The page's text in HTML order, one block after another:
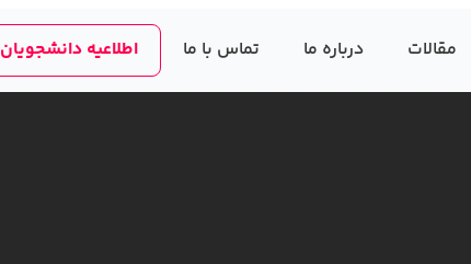
مقالات درباره ما تماس با ما اطلاعیه دانشجویان